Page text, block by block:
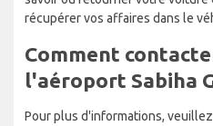
récupérer vos affaires dans le
Comment
l'aéroport Sabiha
Pour plus d'informations,